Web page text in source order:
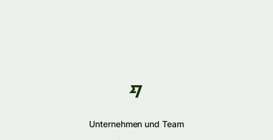
Unternehmen und Team